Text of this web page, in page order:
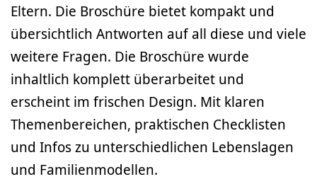
Eltern. Die Broschüre bietet kompakt und
übersichtlich Antworten auf all diese und viele
weitere Fragen. Die Broschüre wurde
inhaltlich komplett überarbeitet und
erscheint im frischen Design. Mit klaren
Themenbereichen, praktischen Checklisten
und Infos zu unterschiedlichen Lebenslagen
und Familienmodellen.